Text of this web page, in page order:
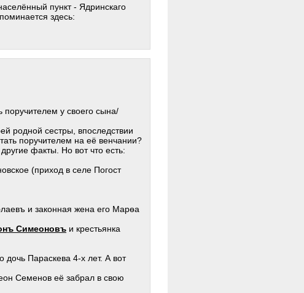
пункт - Ядринскаго
здесь:
у своего сына/
родной сестры, впоследствии
поручителем на её венчании?
факты. Но вот что есть:
(приход в селе Погост
и законная жена его Марѳа
Симеоновъ и крестьянка
Параскева 4-х лет. А вот
Семенов её забрал в свою